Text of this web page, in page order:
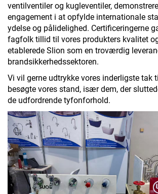
ventilventiler og kugleventiler,
engagement i at opfylde internationale
ydelse og pålidelighed. Certificeringerne
fagfolk tillid til vores produkters kvalitet
etablerede Slion som en troværdig
brandsikkerhedssektoren.
Vi vil gerne udtrykke vores inderligste tak
besøgte vores stand, især dem, der
de udfordrende tyfonforhold.